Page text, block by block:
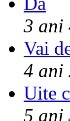
3 ani
Vai
4 ani
Uite
5 ani